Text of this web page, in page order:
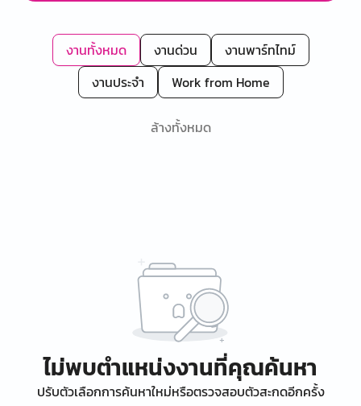
งานทั้งหมด งานด่วน
งานพาร์ทไทม์
งานประจำ
Work from Home
ล้างทั้งหมด
ไม่พบตำแหน่งงานที่คุณค้นหา
ปรับตัวเลือกการค้นหาใหม่หรือตรวจสอบตัวสะกดอีกครั้ง